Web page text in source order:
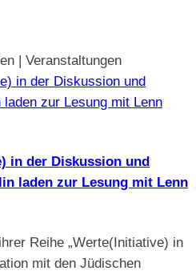
| Veranstaltungen
in der Diskussion und
laden zur Lesung mit Lenn
Reihe „Werte(Initiative) in
mit den Jüdischen